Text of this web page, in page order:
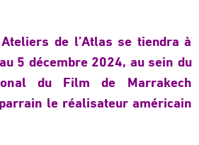
de l’Atlas se tiendra à
5 décembre 2024, au sein du
du Film de Marrakech
le réalisateur américain